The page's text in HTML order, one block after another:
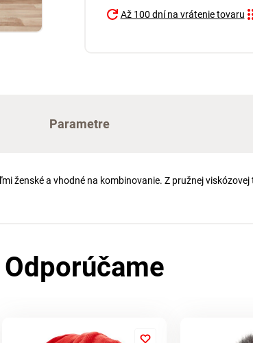
Až 100 dní na vrátenie tovaru
Parametre
a vhodné na kombinovanie. Z pružnej
Odporúčame